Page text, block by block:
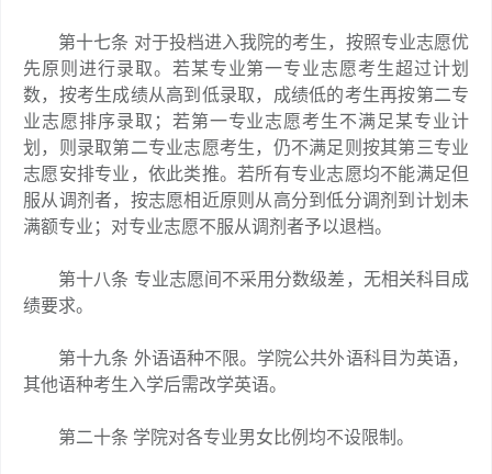
第十七条 对于投档进入我院的考生，按照专业志愿优
先原则进行录取。若某专业第一专业志愿考生超过计划
数，按考生成绩从高到低录取，成绩低的考生再按第二专
业志愿排序录取；若第一专业志愿考生不满足某专业计
划，则录取第二专业志愿考生，仍不满足则按其第三专业
志愿安排专业，依此类推。若所有专业志愿均不能满足但
服从调剂者，按志愿相近原则从高分到低分调剂到计划未
满额专业；对专业志愿不服从调剂者予以退档。
第十八条 专业志愿间不采用分数级差，无相关科目成
绩要求。
第十九条 外语语种不限。学院公共外语科目为英语，
其他语种考生入学后需改学英语。
第二十条 学院对各专业男女比例均不设限制。